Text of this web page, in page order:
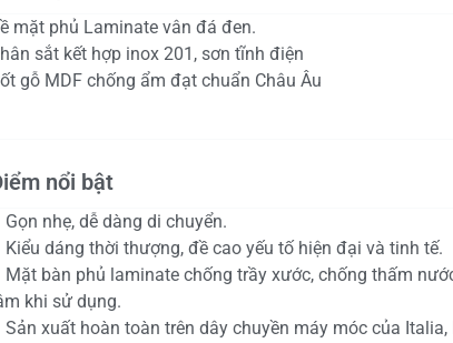
mặt phủ Laminate vân đá đen.
sắt kết hợp inox 201, sơn tĩnh điện
gỗ MDF chống ẩm đạt chuẩn Châu Âu
nổi bật
Gọn nhẹ, dễ dàng di chuyển.
Kiểu dáng thời thượng, đề cao yếu tố hiện đại và tinh tế.
Mặt bàn phủ laminate chống trầy xước, chống thấm
khi sử dụng.
Sản xuất hoàn toàn trên dây chuyền máy móc của